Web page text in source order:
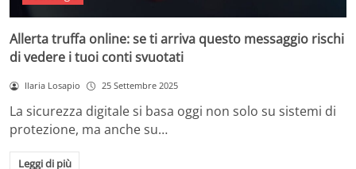
Allerta truffa online: se ti arriva questo messaggio rischi
di vedere i tuoi conti svuotati
Ilaria Losapio 25 Settembre 2025
La sicurezza digitale si basa oggi non solo su sistemi di
protezione, ma anche su…
Leggi di più